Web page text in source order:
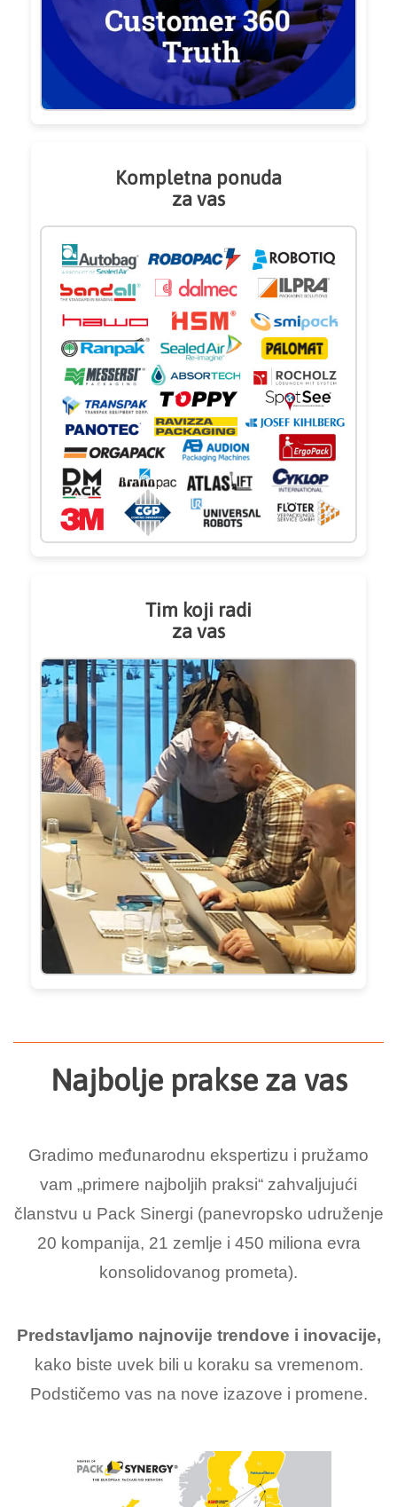
Kompletna ponuda
za vas
Tim koji radi
za vas
Najbolje prakse za vas
Gradimo međunarodnu ekspertizu i pružamo
vam „primere najboljih praksi“ zahvaljujući
članstvu u Pack Sinergi (panevropsko udruženje
20 kompanija, 21 zemlje i 450 miliona evra
konsolidovanog prometa).
Predstavljamo najnovije trendove i inovacije,
kako biste uvek bili u koraku sa vremenom.
Podstičemo vas na nove izazove i promene.